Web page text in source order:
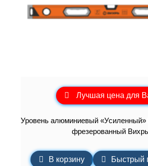
Лучшая цена для
Уровень алюминиевый «Усиленный»
фрезерованный Вихрь
В корзину Быстрый